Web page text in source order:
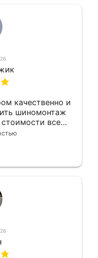
качественно и
шиномонтаж
все
хочу сказать.